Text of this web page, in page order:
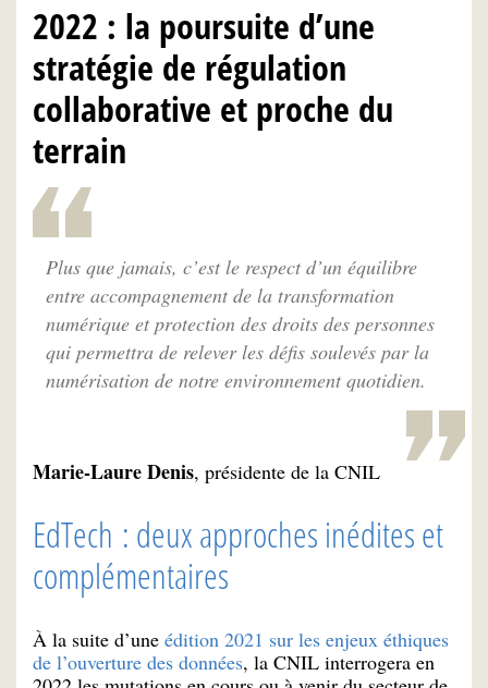
2022 : la poursuite d’une
stratégie de régulation
collaborative et proche du
terrain
Plus que jamais, c’est le respect d’un équilibre
entre accompagnement de la transformation
numérique et protection des droits des personnes
qui permettra de relever les défis soulevés par la
numérisation de notre environnement quotidien.
Marie-Laure Denis, présidente de la CNIL
EdTech : deux approches inédites et
complémentaires
À la suite d’une édition 2021 sur les enjeux éthiques
de l’ouverture des données, la CNIL interrogera en